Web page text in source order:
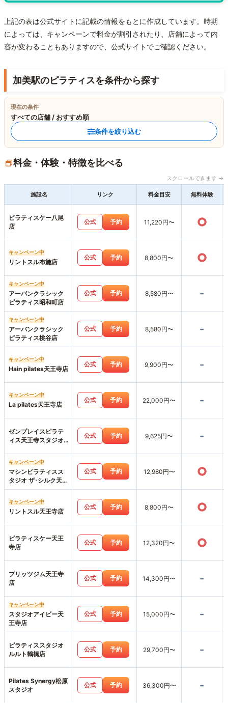
上記の表は公式サイトに記載の情報をもとに作成しています。時期
によっては、キャンペーンで料金が割引されたり、店舗によって内
容が変わることもありますので、公式サイトでご確認ください。
加美駅のピラティスを条件から探す
現在の条件
すべての店舗 / おすすめ順
条件を絞り込む
料金・体験・特徴を比べる
スクロールできます →
施設名 リンク 料金目安 無料体験
ピラティスケー八尾
店
公式 予約 11,220円〜 ○
キャンペーン中
リントスル布施店
公式 予約 8,800円〜 ○
キャンペーン中
アーバンクラシック
ピラティス昭和町店
公式 予約 8,580円〜 -
キャンペーン中
アーバンクラシック
ピラティス桃谷店
公式 予約 8,580円〜 -
キャンペーン中
Hain pilates天王寺店
公式 予約 9,900円〜 -
キャンペーン中
La pilates天王寺店
公式 予約 22,000円〜 -
ゼンプレイスピラテ
ィス天王寺スタジオ
公式 予約 9,625円〜 -
キャンペーン中
マシンピラティスス
タジオ ザ･シルク天王
寺MIO店
公式 予約 12,980円〜 ○
キャンペーン中
リントスル天王寺店
公式 予約 8,800円〜 ○
ピラティスケー天王
寺店
公式 予約 12,320円〜 ○
プリッツジム天王寺
店
公式 予約 14,300円〜 -
キャンペーン中
スタジオアイビー天
王寺店
公式 予約 15,000円〜 -
ピラティススタジオ
ルルト鶴橋店
公式 予約 29,700円〜 -
Pilates Synergy松原
スタジオ
公式 予約 36,300円〜 -